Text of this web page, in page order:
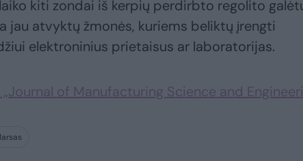
kiti zondai iš kerpių perdirbto regolito
atvyktų žmonės, kuriems beliktų įrengti
elektroninius prietaisus ar laboratorijas.
of Manufacturing Science and